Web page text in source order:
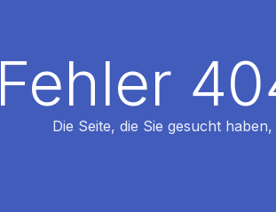
Fehler
Die Seite, die Sie gesucht